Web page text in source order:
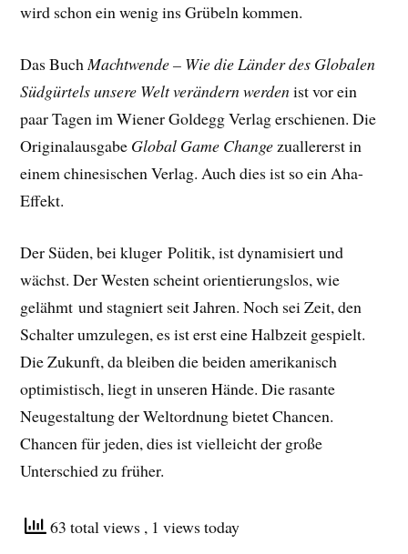
wird schon ein wenig ins Grübeln kommen.
Das BuchMachtwende – Wie die Länder des Globalen
Südgürtels unsere Welt verändern werdenist vor ein
paar Tagen im Wiener Goldegg Verlag erschienen. Die
Originalausgabe Global Game Changezuallererst in
einem chinesischen Verlag. Auch dies ist so ein Aha-
Effekt.
Der Süden, bei kluger Politik, ist dynamisiert und
wächst. Der Westen scheint orientierungslos, wie
gelähmt und stagniert seit Jahren. Noch sei Zeit, den
Schalter umzulegen, es ist erst eine Halbzeit gespielt.
Die Zukunft, da bleiben die beiden amerikanisch
optimistisch, liegt in unseren Hände. Die rasante
Neugestaltung der Weltordnung bietet Chancen.
Chancen für jeden, dies ist vielleicht der große
Unterschied zu früher.
63 total views , 1 views today